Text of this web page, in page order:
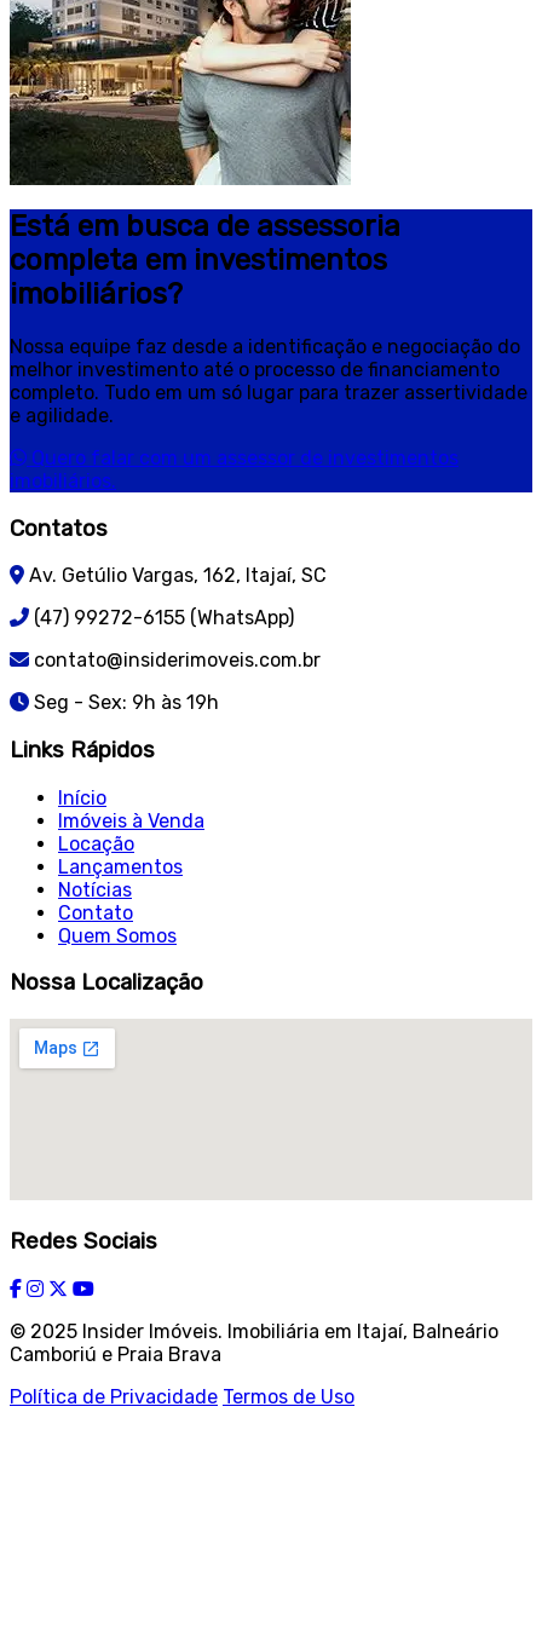
Está em busca de assessoria
completa em investimentos
imobiliários?
Nossa equipe faz desde a identificação e negociação do
melhor investimento até o processo de financiamento
completo. Tudo em um só lugar para trazer assertividade
e agilidade.
Quero falar com um assessor de investimentos
imobiliários.
Contatos
Av. Getúlio Vargas, 162, Itajaí, SC
(47) 99272-6155 (WhatsApp)
contato@insiderimoveis.com.br
Seg - Sex: 9h às 19h
Links Rápidos
Início
Imóveis à Venda
Locação
Lançamentos
Notícias
Contato
Quem Somos
Nossa Localização
Redes Sociais
© 2025 Insider Imóveis. Imobiliária em Itajaí, Balneário
Camboriú e Praia Brava
Política de Privacidade Termos de Uso